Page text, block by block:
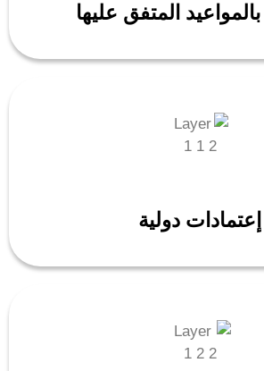
بالمواعيد المتفق عليها
إعتمادات دولية